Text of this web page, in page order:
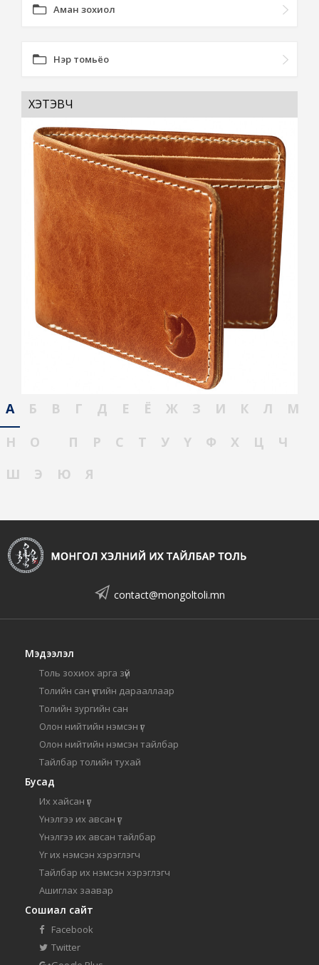
Аман зохиол
Нэр томьёо
ХЭТЭВЧ
А Б В Г Д Е Ё Ж З И К Л
М
Н
О П Р С Т У Ү Ф Х Ц
Ч
Ш
Э Ю Я
contact@mongoltoli.mn
Мэдээлэл
Толь зохиох арга зүй
Толийн сан үсгийн дарааллаар
Толийн зургийн сан
Олон нийтийн нэмсэн үг
Олон нийтийн нэмсэн тайлбар
Тайлбар толийн тухай
Бусад
Их хайсан үг
Үнэлгээ их авсан үг
Үнэлгээ их авсан тайлбар
Үг их нэмсэн хэрэглэгч
Тайлбар их нэмсэн хэрэглэгч
Ашиглах заавар
Сошиал сайт
Facebook
Twitter